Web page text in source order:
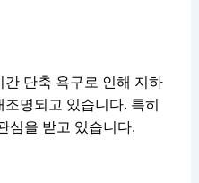
단축 욕구로 인해 지하
명되고 있습니다. 특히
심을 받고 있습니다.